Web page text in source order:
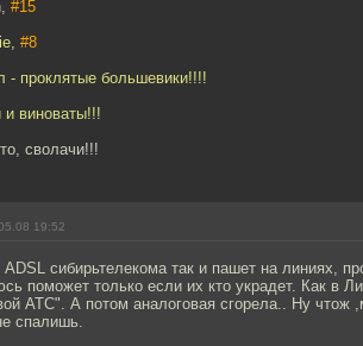
#15
#8
- проклятые большевики!!!!
виноваты!!!
сволачи!!!
19:52
ADSL сибирьтелекома так и пашет на линиях,
поможет только если их кто украдет. Как в
АТС". А потом аналоговая сгорела.. Ну чтож
спалишь.